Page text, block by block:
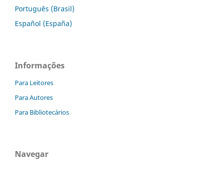
Português (Brasil)
Español (España)
Informações
Para Leitores
Para Autores
Para Bibliotecários
Navegar